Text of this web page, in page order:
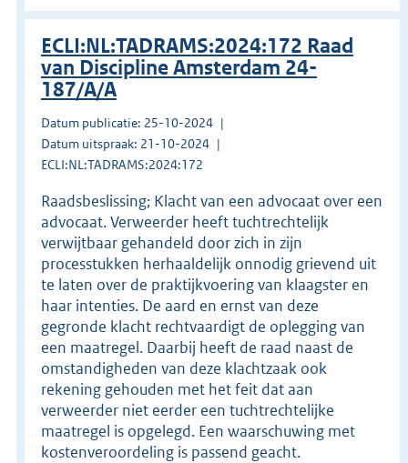
ECLI:NL:TADRAMS:2024:172 Raad
van Discipline Amsterdam 24-
187/A/A
Datum publicatie: 25-10-2024
Datum uitspraak: 21-10-2024
ECLI:NL:TADRAMS:2024:172
Raadsbeslissing; Klacht van een advocaat over een
advocaat. Verweerder heeft tuchtrechtelijk
verwijtbaar gehandeld door zich in zijn
processtukken herhaaldelijk onnodig grievend uit
te laten over de praktijkvoering van klaagster en
haar intenties. De aard en ernst van deze
gegronde klacht rechtvaardigt de oplegging van
een maatregel. Daarbij heeft de raad naast de
omstandigheden van deze klachtzaak ook
rekening gehouden met het feit dat aan
verweerder niet eerder een tuchtrechtelijke
maatregel is opgelegd. Een waarschuwing met
kostenveroordeling is passend geacht.